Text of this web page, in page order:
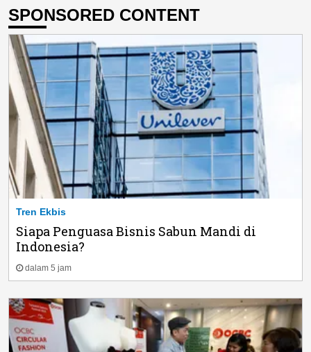
SPONSORED CONTENT
Tren Ekbis
Siapa Penguasa Bisnis Sabun Mandi di
Indonesia?
dalam 5 jam